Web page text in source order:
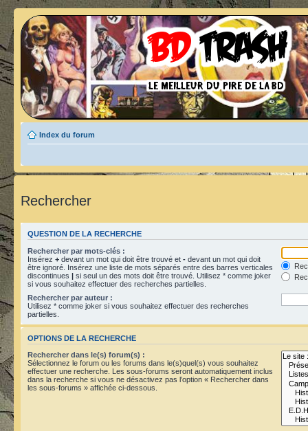
Index du forum
Rechercher
QUESTION DE LA RECHERCHE
Rechercher par mots-clés :
Insérez + devant un mot qui doit être trouvé et - devant un mot qui doit
être ignoré. Insérez une liste de mots séparés entre des barres verticales
discontinues | si seul un des mots doit être trouvé. Utilisez * comme joker
si vous souhaitez effectuer des recherches partielles.
Rechercher par auteur :
Utilisez * comme joker si vous souhaitez effectuer des recherches
partielles.
OPTIONS DE LA RECHERCHE
Rechercher dans le(s) forum(s) :
Sélectionnez le forum ou les forums dans le(s)quel(s) vous souhaitez
effectuer une recherche. Les sous-forums seront automatiquement inclus
dans la recherche si vous ne désactivez pas l’option « Rechercher dans
les sous-forums » affichée ci-dessous.